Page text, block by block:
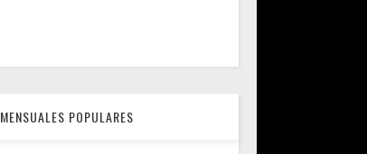
MENSUALES POPULARES